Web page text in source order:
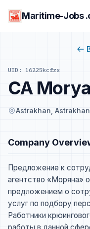
Maritime-Jobs
UID: l6225kcfzx
CA
Astrakhan,
Company
Предложение к
агентство «Моряна»
предложением о
услуг по подбору
Работники